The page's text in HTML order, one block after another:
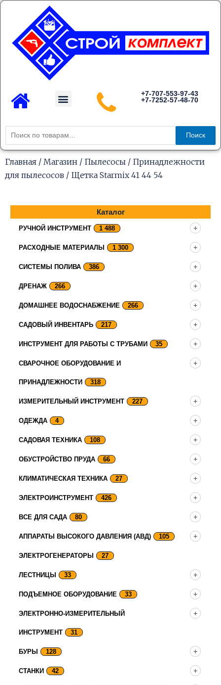
Перейти
содержимому
Menu
+7-707-553-97-43
+7-7252-57-48-70
Искать:
Поиск
Главная / Магазин / Пылесосы / Принадлежности
для пылесосов / Щетка Starmix 41 44 54
Каталог
РУЧНОЙ ИНСТРУМЕНТ 1 488
РАСХОДНЫЕ МАТЕРИАЛЫ 1 300
СИСТЕМЫ ПОЛИВА 386
ДРЕНАЖ 266
ДОМАШНЕЕ ВОДОСНАБЖЕНИЕ 266
САДОВЫЙ ИНВЕНТАРЬ 217
ИНСТРУМЕНТ ДЛЯ РАБОТЫ С ТРУБАМИ 35
СВАРОЧНОЕ ОБОРУДОВАНИЕ И
ПРИНАДЛЕЖНОСТИ 318
ИЗМЕРИТЕЛЬНЫЙ ИНСТРУМЕНТ 227
ОДЕЖДА 4
САДОВАЯ ТЕХНИКА 108
ОБУСТРОЙСТВО ПРУДА 66
КЛИМАТИЧЕСКАЯ ТЕХНИКА 27
ЭЛЕКТРОИНСТРУМЕНТ 426
ВСЕ ДЛЯ САДА 80
АППАРАТЫ ВЫСОКОГО ДАВЛЕНИЯ (АВД) 105
ЭЛЕКТРОГЕНЕРАТОРЫ 27
ЛЕСТНИЦЫ 33
ПОДЪЕМНОЕ ОБОРУДОВАНИЕ 33
ЭЛЕКТРОННО-ИЗМЕРИТЕЛЬНЫЙ
ИНСТРУМЕНТ 31
БУРЫ 128
СТАНКИ 42